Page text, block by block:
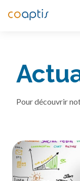
Pour découvrir